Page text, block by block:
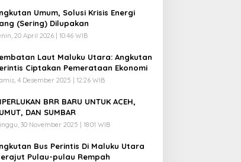
Umum, Solusi Krisis Energi
(Sering) Dilupakan
20 April 2026 | 10:46 WIB
Laut Maluku Utara: Angkutan
Ciptakan Pemerataan Ekonomi
4 Desember 2025 | 12:26 WIB
BRR BARU UNTUK ACEH,
DAN SUMBAR
30 November 2025 | 18:01 WIB
Bus Perintis Di Maluku Utara
Pulau-pulau Rempah